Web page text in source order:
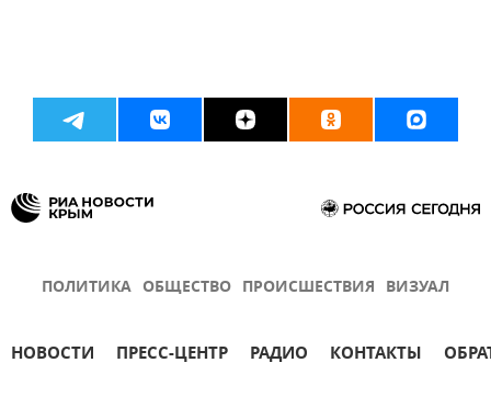
ПОЛИТИКА ОБЩЕСТВО ПРОИСШЕСТВИЯ ВИЗУАЛ
НОВОСТИ ПРЕСС-ЦЕНТР РАДИО КОНТАКТЫ